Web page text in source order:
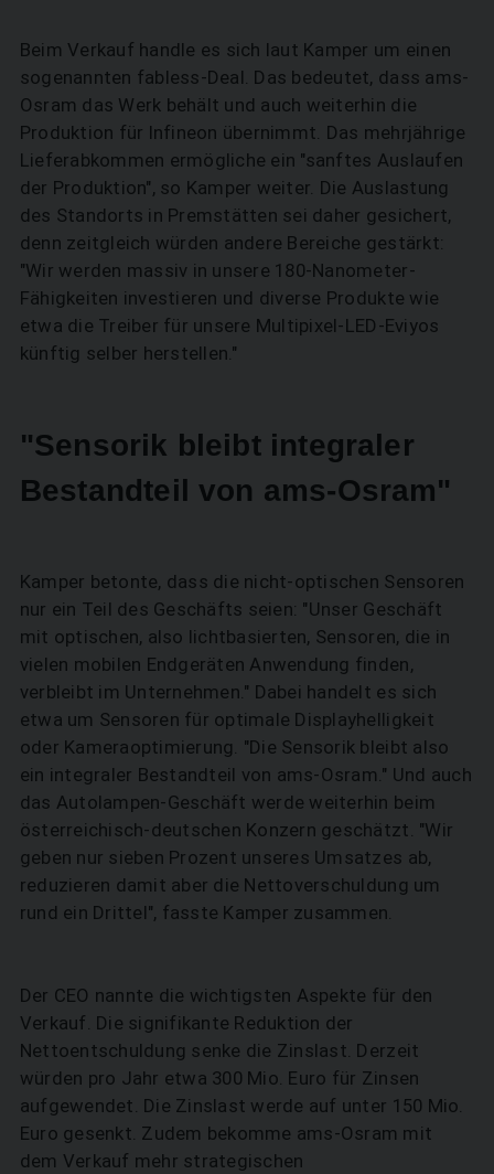
Beim Verkauf handle es sich laut Kamper um einen
sogenannten fabless-Deal. Das bedeutet, dass ams-
Osram das Werk behält und auch weiterhin die
Produktion für Infineon übernimmt. Das mehrjährige
Lieferabkommen ermögliche ein "sanftes Auslaufen
der Produktion", so Kamper weiter. Die Auslastung
des Standorts in Premstätten sei daher gesichert,
denn zeitgleich würden andere Bereiche gestärkt:
"Wir werden massiv in unsere 180-Nanometer-
Fähigkeiten investieren und diverse Produkte wie
etwa die Treiber für unsere Multipixel-LED-Eviyos
künftig selber herstellen."
"Sensorik bleibt integraler
Bestandteil von ams-Osram"
Kamper betonte, dass die nicht-optischen Sensoren
nur ein Teil des Geschäfts seien: "Unser Geschäft
mit optischen, also lichtbasierten, Sensoren, die in
vielen mobilen Endgeräten Anwendung finden,
verbleibt im Unternehmen." Dabei handelt es sich
etwa um Sensoren für optimale Displayhelligkeit
oder Kameraoptimierung. "Die Sensorik bleibt also
ein integraler Bestandteil von ams-Osram." Und auch
das Autolampen-Geschäft werde weiterhin beim
österreichisch-deutschen Konzern geschätzt. "Wir
geben nur sieben Prozent unseres Umsatzes ab,
reduzieren damit aber die Nettoverschuldung um
rund ein Drittel", fasste Kamper zusammen.
Der CEO nannte die wichtigsten Aspekte für den
Verkauf. Die signifikante Reduktion der
Nettoentschuldung senke die Zinslast. Derzeit
würden pro Jahr etwa 300 Mio. Euro für Zinsen
aufgewendet. Die Zinslast werde auf unter 150 Mio.
Euro gesenkt. Zudem bekomme ams-Osram mit
dem Verkauf mehr strategischen